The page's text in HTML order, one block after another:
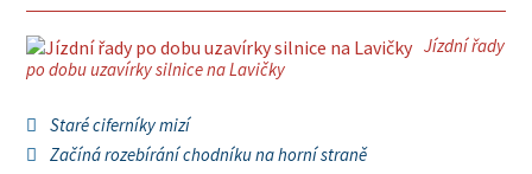
Jízdní řady
po dobu uzavírky silnice na Lavičky
Staré ciferníky mizí
Začíná rozebírání chodníku na horní straně